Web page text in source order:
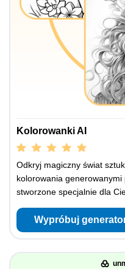
Kolorowanki AI
Odkryj magiczny świat
kolorowania
stworzone specjalnie dla
Wypróbuj